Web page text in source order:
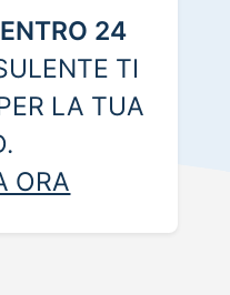
24
TI
LA TUA
ORA